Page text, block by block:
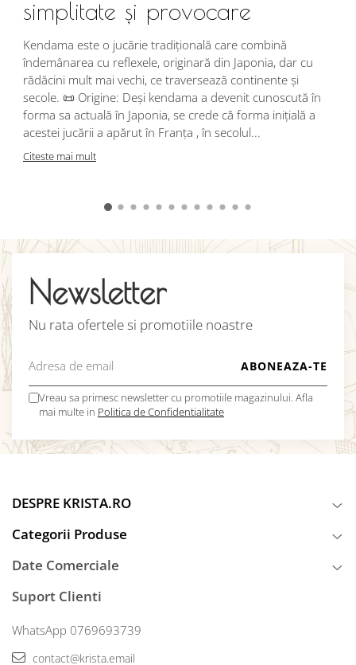
simplitate și provocare
Kendama este o jucărie tradițională care combină
îndemânarea cu reflexele, originară din Japonia, dar cu
rădăcini mult mai vechi, ce traversează continente și
secole. 📜 Origine: Deși kendama a devenit cunoscută în
forma sa actuală în Japonia, se crede că forma inițială a
acestei jucării a apărut în Franța , în secolul...
Citeste mai mult
Newsletter
Nu rata ofertele si promotiile noastre
Vreau sa primesc newsletter cu promotiile magazinului. Afla
mai multe in Politica de Confidentialitate
DESPRE KRISTA.RO
Categorii Produse
Date Comerciale
Suport Clienti
WhatsApp 0769693739
contact@krista.email